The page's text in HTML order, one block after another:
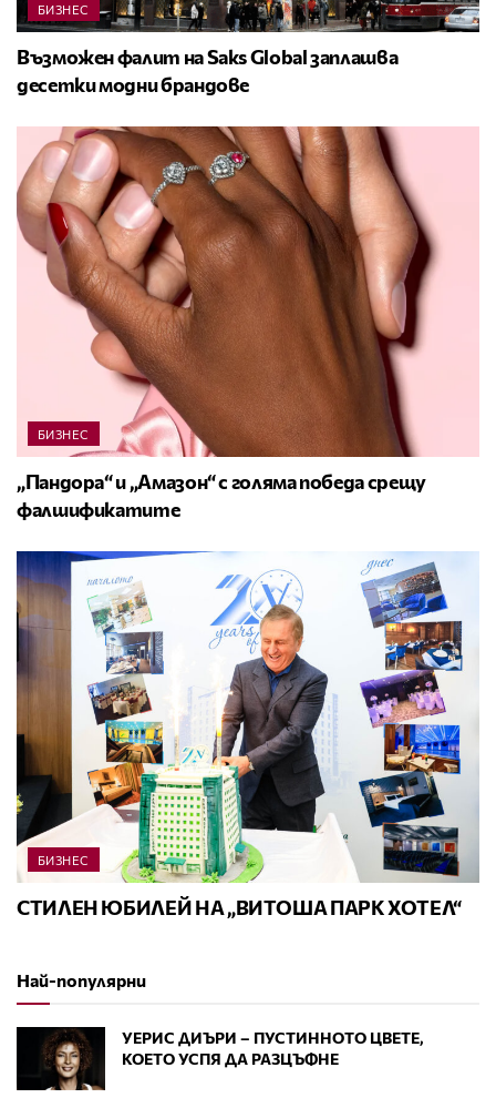
БИЗНЕС
Възможен фалит на Saks Global заплашва
десетки модни брандове
БИЗНЕС
„Пандора“ и „Амазон“ с голяма победа срещу
фалшификатите
БИЗНЕС
СТИЛЕН ЮБИЛЕЙ НА „ВИТОША ПАРК ХОТЕЛ“
Най-популярни
УЕРИС ДИЪРИ – ПУСТИННОТО ЦВЕТЕ,
КОЕТО УСПЯ ДА РАЗЦЪФНЕ